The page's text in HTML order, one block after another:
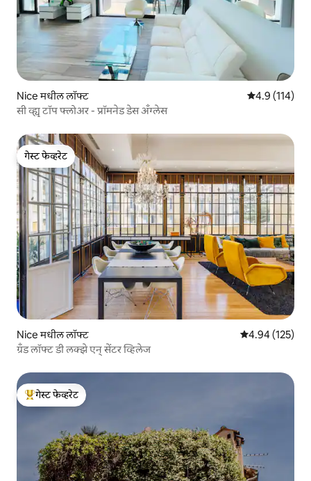
Nice मधील लॉफ्ट 5 पैकी 4.9
4.9 (114)
सी व्ह्यू टॉप फ्लोअर - प्रॉमनेड डेस अँग्लेस
गेस्ट फेव्हरेट
गेस्ट फेव्हरेट
Nice मधील लॉफ्ट 5 पैकी 4.94
4.94 (125)
ग्रँड लॉफ्ट डी लक्झे एन् सेंटर व्हिलेज
टॉप गेस्ट फेव्हरेट
गेस्ट फेव्हरेट